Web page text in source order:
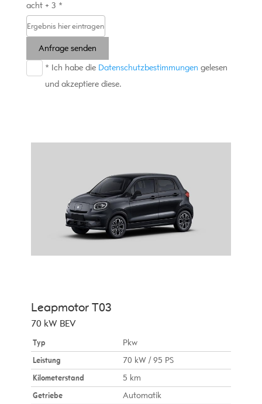
acht + 3 *
Anfrage senden
* Ich habe die Datenschutzbestimmungen gelesen
und akzeptiere diese.
Leapmotor T03
70 kW BEV
Typ
Pkw
Leistung
70 kW / 95 PS
Kilometerstand
5 km
Getriebe
Automatik